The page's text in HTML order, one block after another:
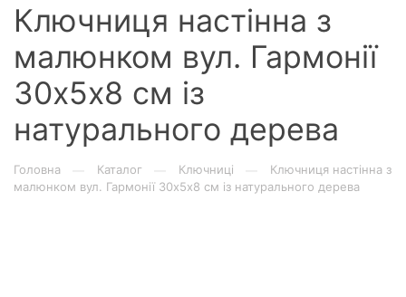
Ключниця настінна з
малюнком вул. Гармонії
30х5х8 см із
натурального дерева
Головна Каталог Ключниці
Ключниця настінна з
малюнком вул. Гармонії 30х5х8 см із натурального дерева